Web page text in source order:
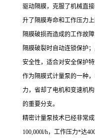
驱动隔膜，克服了机械直
升了隔膜寿命和工作压力
隔膜破损而造成的工作故
隔膜破裂时自动连锁保护
安全性，适合对安全保护特
作为隔膜式计量泵的一种
力，省却了电机和变速机
的重要分支。
精密计量泵技术已经非常
100,000l/h，工作压力*达